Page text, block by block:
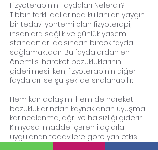
Fizyoterapinin Faydaları Nelerdir?
Tıbbın farklı dallarında kullanılan yaygın
bir tedavi yöntemi olan fizyoterapi,
insanlara sağlık ve günlük yaşam
standartları açısından birçok fayda
sağlamaktadır. Bu faydalardan en
önemlisi hareket bozukluklarının
giderilmesi iken, fizyoterapinin diğer
faydaları ise şu şekilde sıralanabilir:
Hem kan dolaşımı hem de hareket
bozukluklarından kaynaklanan uyuşma,
karıncalanma, ağrı ve halsizliği giderir.
Kimyasal madde içeren ilaçlarla
uygulanan tedavilere göre yan etkisi